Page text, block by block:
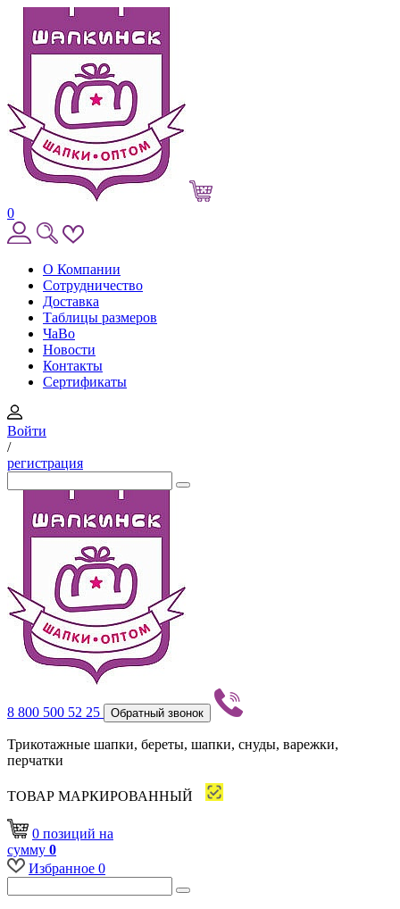
0
О Компании
Сотрудничество
Доставка
Таблицы размеров
ЧаВо
Новости
Контакты
Сертификаты
Войти
/
регистрация
8 800 500 52 25 Обратный звонок
Трикотажные шапки, береты, шапки, снуды, варежки,
перчатки
ТОВАР МАРКИРОВАННЫЙ
0 позиций на
сумму 0
Избранное 0